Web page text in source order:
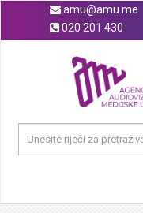
amu@amu.me
020 201 430